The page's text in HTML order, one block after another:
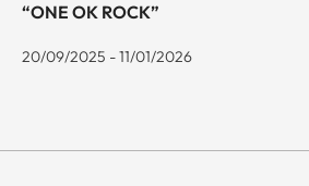
“ONE OK ROCK”
20/09/2025 - 11/01/2026